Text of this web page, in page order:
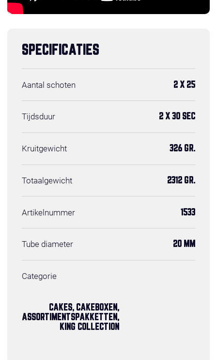
SPECIFICATIES
Aantal schoten 2 X 25
Tijdsduur 2 X 30 SEC
Kruitgewicht 326 GR.
Totaalgewicht 2312 GR.
Artikelnummer 1533
Tube diameter 20 MM
Categorie
CAKES, CAKEBOXEN,
ASSORTIMENTSPAKKETTEN,
KING COLLECTION